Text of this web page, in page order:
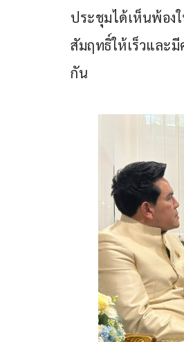
ประชุมได้เห็นพ้อง
สัมฤทธิ์ให้เร็วและ
กัน